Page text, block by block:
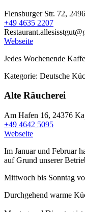
Flensburger Str. 72,
+49 4635 2207
Webseite
Jedes Wochenende
Kategorie: Deutsche
Alte Räucherei
Am Hafen 16, 24376
+49 4642 5095
Webseite
Im Januar und Februar
auf Grund unserer
Mittwoch bis Sonntag
Durchgehend warme